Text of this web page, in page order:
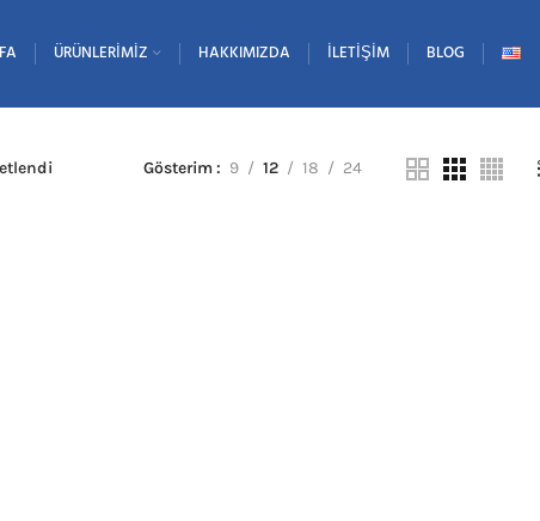
ÜRÜNLERIMIZ HAKKIMIZDA İLETIŞIM BLOG
Gösterim 9 12 18 24